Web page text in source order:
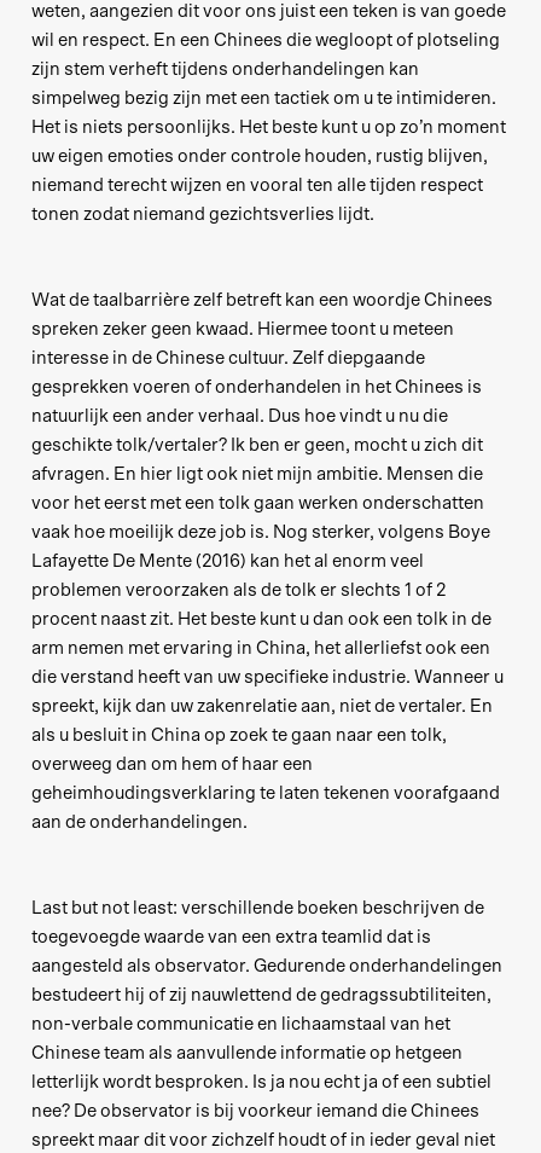
weten, aangezien dit voor ons juist een teken is van goede
wil en respect. En een Chinees die wegloopt of plotseling
zijn stem verheft tijdens onderhandelingen kan
simpelweg bezig zijn met een tactiek om u te intimideren.
Het is niets persoonlijks. Het beste kunt u op zo’n moment
uw eigen emoties onder controle houden, rustig blijven,
niemand terecht wijzen en vooral ten alle tijden respect
tonen zodat niemand gezichtsverlies lijdt.
Wat de taalbarrière zelf betreft kan een woordje Chinees
spreken zeker geen kwaad. Hiermee toont u meteen
interesse in de Chinese cultuur. Zelf diepgaande
gesprekken voeren of onderhandelen in het Chinees is
natuurlijk een ander verhaal. Dus hoe vindt u nu die
geschikte tolk/vertaler? Ik ben er geen, mocht u zich dit
afvragen. En hier ligt ook niet mijn ambitie. Mensen die
voor het eerst met een tolk gaan werken onderschatten
vaak hoe moeilijk deze job is. Nog sterker, volgens Boye
Lafayette De Mente (2016) kan het al enorm veel
problemen veroorzaken als de tolk er slechts 1 of 2
procent naast zit. Het beste kunt u dan ook een tolk in de
arm nemen met ervaring in China, het allerliefst ook een
die verstand heeft van uw specifieke industrie. Wanneer u
spreekt, kijk dan uw zakenrelatie aan, niet de vertaler. En
als u besluit in China op zoek te gaan naar een tolk,
overweeg dan om hem of haar een
geheimhoudingsverklaring te laten tekenen voorafgaand
aan de onderhandelingen.
Last but not least: verschillende boeken beschrijven de
toegevoegde waarde van een extra teamlid dat is
aangesteld als observator. Gedurende onderhandelingen
bestudeert hij of zij nauwlettend de gedragssubtiliteiten,
non-verbale communicatie en lichaamstaal van het
Chinese team als aanvullende informatie op hetgeen
letterlijk wordt besproken. Is ja nou echt ja of een subtiel
nee? De observator is bij voorkeur iemand die Chinees
spreekt maar dit voor zichzelf houdt of in ieder geval niet